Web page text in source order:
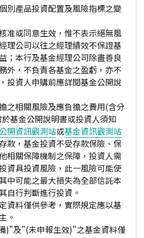
別產品投資配置及風險指標之變
准或同意生效，惟不表示絕無風
理公司以往之經理績效不保證基
；本行及基金經理公司除盡善良
外，不負責各基金之盈虧，亦不
投資人申購前應詳閱基金公開說
之相關風險及應負擔之費用(含分
基金公開說明書或投資人須知
公開資訊觀測站或基金資訊觀測站
款，基金投資不受存款保險、保
相關保障機制之保障，投資人需
資具投資風險，此一風險可能使
中可能之最大損失為全部信託本
自行判斷進行投資。
資料僅供參考，實際規定應以基
。
)"及"(未申報生效)"之基金資料僅